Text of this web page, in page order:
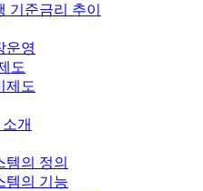
기준금리 추이
운영
도
제도
개
템의 정의
템의 기능